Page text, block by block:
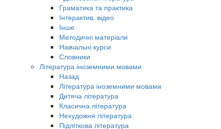
Граматика та практика
Інтерактив. відео
Інше
Методичні матеріали
Навчальні курси
Словники
Література іноземними мовами
Назад
Література іноземними мовами
Дитяча література
Класична література
Нехудожня література
Підліткова література